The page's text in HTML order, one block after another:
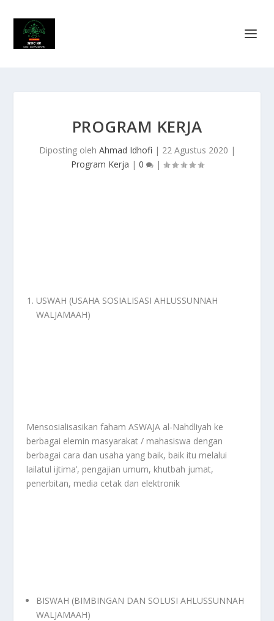
PROGRAM KERJA
Diposting oleh Ahmad Idhofi | 22 Agustus 2020 |
Program Kerja | 0 |
USWAH (USAHA SOSIALISASI AHLUSSUNNAH
WALJAMAAH)
Mensosialisasikan faham ASWAJA al-Nahdliyah ke
berbagai elemin masyarakat / mahasiswa dengan
berbagai cara dan usaha yang baik, baik itu melalui
lailatul ijtima’, pengajian umum, khutbah jumat,
penerbitan, media cetak dan elektronik
BISWAH (BIMBINGAN DAN SOLUSI AHLUSSUNNAH
WALJAMAAH)